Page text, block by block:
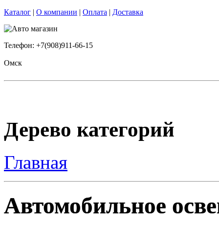
Каталог | О компании | Оплата | Доставка
Телефон: +7(908)911-66-15
Омск
Дерево категорий
Главная
Автомобильное